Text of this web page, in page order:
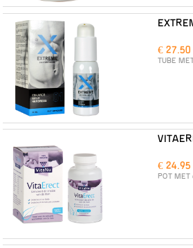
€ 27.50
TUBE
€ 24.95
POT MET